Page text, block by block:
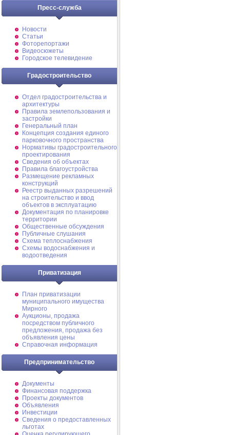
Пресс-служба
Новости
Статьи
Фоторепортажи
Видеосюжеты
Городское телевидение
Градостроительство
Отдел градостроительства и
архитектуры
Правила землепользования и
застройки
Генеральный план
Концепция создания единого
парковочного пространства
Нормативы градостроительного
проектирования
Сведения об объектах
Правила благоустройства
Размещение рекламных
конструкций
Реестр выданных разрешений
на строительство и ввод
объектов в эксплуатацию
Документация по планировке
территории
Общественные обсуждения
Публичные слушания
Схема теплоснабжения
Схемы водоснабжения и
водоотведения
Приватизация
План приватизации
муниципального имущества
Мирного
Аукционы, продажа
посредством публичного
предложения, продажа без
объявления цены
Справочная информация
Предпринимательство
Документы
Финансовая поддержка
Проекты документов
Объявления
Инвестиции
Сведения о предоставленных
льготах